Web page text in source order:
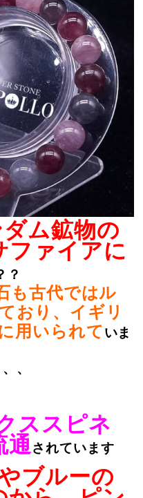
ム鉱物の
ファイアに
？
も古代ではル
おり、イギリ
用いられて いま
、
ススピネ
通 されています
ブルーの